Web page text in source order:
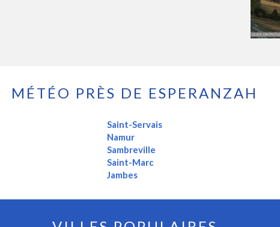
MÉTÉO PRÈS DE ESPERANZAH
Saint-Servais
Namur
Sambreville
Saint-Marc
Jambes